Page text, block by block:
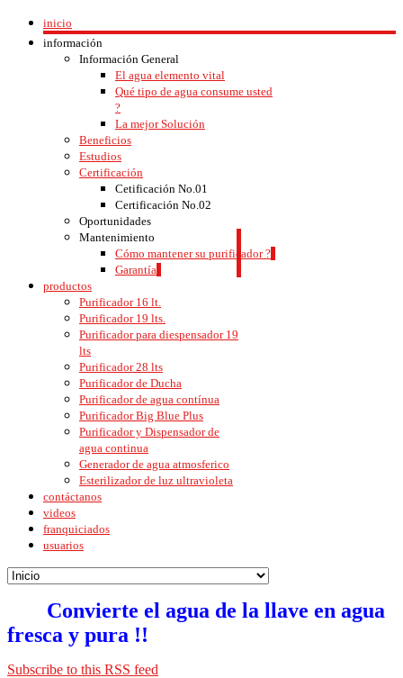
inicio
información
Información General
El agua elemento vital
Qué tipo de agua consume usted
?
La mejor Solución
Beneficios
Estudios
Certificación
Cetificación No.01
Certificación No.02
Oportunidades
Mantenimiento
Cómo mantener su purificador ?
Garantía
productos
Purificador 16 lt.
Purificador 19 lts.
Purificador para diespensador 19
lts
Purificador 28 lts
Purificador de Ducha
Purificador de agua contínua
Purificador Big Blue Plus
Purificador y Dispensador de
agua continua
Generador de agua atmosferico
Esterilizador de luz ultravioleta
contáctanos
videos
franquiciados
usuarios
Convierte el agua de la llave en agua
fresca y pura !!
Subscribe to this RSS feed